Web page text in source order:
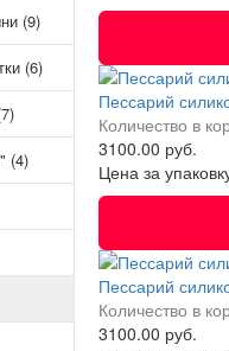
(9)
(6)
(4)
Пессарий
Количество в
3100.00 руб.
Цена за
Пессарий
Количество в
3100.00 руб.